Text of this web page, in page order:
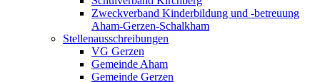
Zweckverband Kinderbildung und -betreuung
Aham-Gerzen-Schalkham
Stellenausschreibungen
VG Gerzen
Gemeinde Aham
Gemeinde Gerzen